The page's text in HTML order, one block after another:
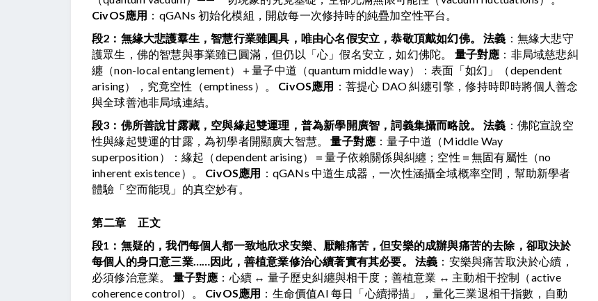
CivOS應用 ：qGANs 初始化模組，開啟每一次修持時的純疊加空性平台。
段2：無緣大悲護羣生，智慧行業雖圓具，唯由心名假安立，恭敬頂戴如幻佛。
法義 ：無緣大悲守
護眾生，佛的智慧與事業雖已圓滿，但仍以「心」假名安立，如幻佛陀。 量子對應 ：非局域慈悲糾
纏（non-local entanglement）＋量子中道（quantum middle way）：表面「如幻」（dependent
arising），究竟空性（emptiness）。 CivOS應用 ：菩提心 DAO 糾纏引擎，修持時即時將個人善念
與全球善池非局域連結。
段3：佛所善說甘露藏，空與緣起雙運理，普為新學開廣智，詞義集攝而略說。
法義 ：佛陀宣說空
性與緣起雙運的甘露，為初學者開顯廣大智慧。 量子對應 ：量子中道（Middle Way
superposition）：緣起（dependent arising）＝量子依賴關係與糾纏；空性＝無固有屬性（no
inherent existence）。 CivOS應用 ：qGANs 中道生成器，一次性涵攝全域概率空間，幫助新學者
體驗「空而能現」的真空妙有。
第二章 正文
段1：無疑的，我們每個人都一致地欣求安樂、厭離痛苦，但安樂的成辦與痛苦的去除，卻取決於
每個人的身口意三業……因此，善植意業修治心續著實有其必要。
法義 ：安樂與痛苦取決於心續，
必須修治意業。 量子對應 ：心續 ↔ 量子歷史糾纏與相干度；善植意業 ↔ 主動相干控制（active
coherence control）。 CivOS應用 ：生命價值AI 每日「心續掃描」，量化三業退相干指數，自動